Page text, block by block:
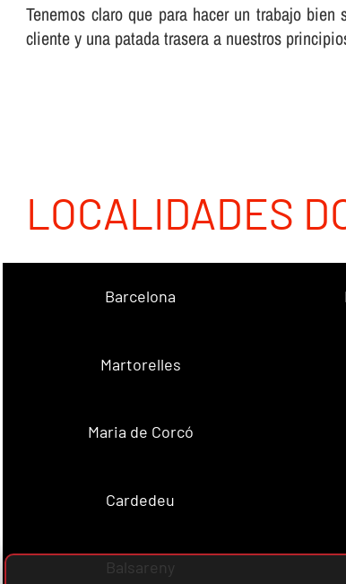
Tenemos claro que para hacer un trabajo
cliente y una patada trasera a nuestros
LOCALIDADES
Barcelona
Martorelles
Maria de Corcó
Cardedeu
Balsareny